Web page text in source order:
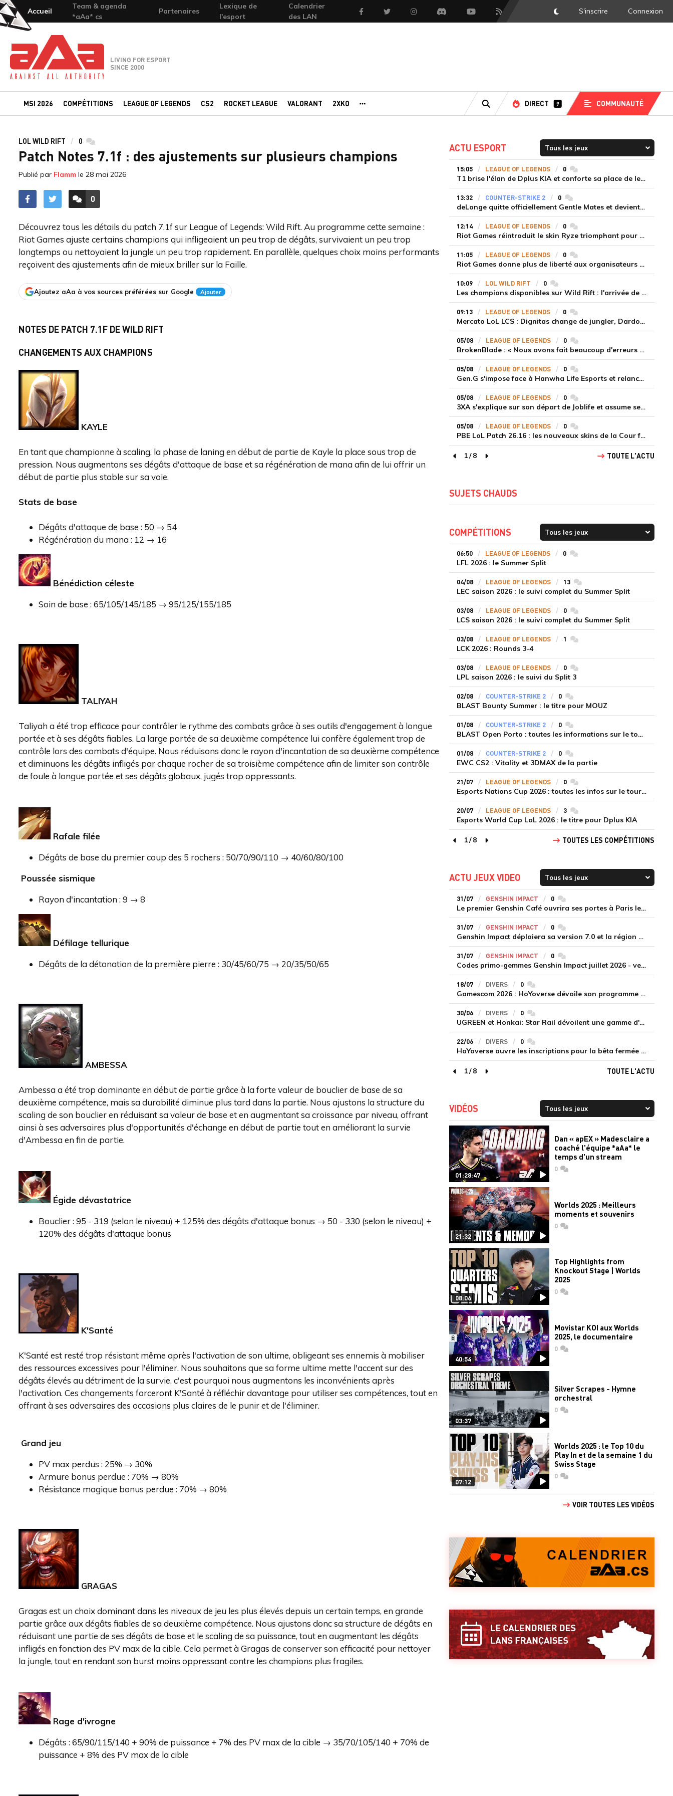
Accueil
Team & agenda
*aAa* cs
Partenaires
Lexique de
l'esport
Calendrier
des LAN
FacebookTwitter InstagramDiscord YoutubeFlux RSS DarkMode
S'inscrire Connexion
Team-aAa - against All authority
LIVING FOR ESPORT
SINCE 2000
MSI 2026 COMPÉTITIONS LEAGUE OF LEGENDS CS2 ROCKET LEAGUE VALORANT 2XKO
RECHERCHE
DIRECT 9 COMMUNAUTÉ
LOL WILD RIFT 0 commentaires
Patch Notes 7.1f : des ajustements sur plusieurs champions
Publié par Flamm le 28 mai 2026
ACCÉDER AUX
0
COMMENTAIRES
Découvrez tous les détails du patch 7.1f sur League of Legends: Wild Rift. Au programme cette semaine :
Riot Games ajuste certains champions qui infligeaient un peu trop de dégâts, survivaient un peu trop
longtemps ou nettoyaient la jungle un peu trop rapidement. En parallèle, quelques choix moins performants
reçoivent des ajustements afin de mieux briller sur la Faille.
Ajoutez aAa à vos sources préférées sur Google Ajouter
NOTES DE PATCH 7.1F DE WILD RIFT
CHANGEMENTS AUX CHAMPIONS
KAYLE
En tant que championne à scaling, la phase de laning en début de partie de Kayle la place sous trop de
pression. Nous augmentons ses dégâts d'attaque de base et sa régénération de mana afin de lui offrir un
début de partie plus stable sur sa voie.
Stats de base
Dégâts d'attaque de base : 50 → 54
Régénération du mana : 12 → 16
Bénédiction céleste
Soin de base : 65/105/145/185 → 95/125/155/185
TALIYAH
Taliyah a été trop efficace pour contrôler le rythme des combats grâce à ses outils d'engagement à longue
portée et à ses dégâts fiables. La large portée de sa deuxième compétence lui confère également trop de
contrôle lors des combats d'équipe. Nous réduisons donc le rayon d'incantation de sa deuxième compétence
et diminuons les dégâts infligés par chaque rocher de sa troisième compétence afin de limiter son contrôle
de foule à longue portée et ses dégâts globaux, jugés trop oppressants.
Rafale filée
Dégâts de base du premier coup des 5 rochers : 50/70/90/110 → 40/60/80/100
Poussée sismique
Rayon d'incantation : 9 → 8
Défilage tellurique
Dégâts de la détonation de la première pierre : 30/45/60/75 → 20/35/50/65
AMBESSA
Ambessa a été trop dominante en début de partie grâce à la forte valeur de bouclier de base de sa
deuxième compétence, mais sa durabilité diminue plus tard dans la partie. Nous ajustons la structure du
scaling de son bouclier en réduisant sa valeur de base et en augmentant sa croissance par niveau, offrant
ainsi à ses adversaires plus d'opportunités d'échange en début de partie tout en améliorant la survie
d'Ambessa en fin de partie.
Égide dévastatrice
Bouclier : 95 - 319 (selon le niveau) + 125% des dégâts d'attaque bonus → 50 - 330 (selon le niveau) +
120% des dégâts d'attaque bonus
K'Santé
K'Santé est resté trop résistant même après l'activation de son ultime, obligeant ses ennemis à mobiliser
des ressources excessives pour l'éliminer. Nous souhaitons que sa forme ultime mette l'accent sur des
dégâts élevés au détriment de la survie, c'est pourquoi nous augmentons les inconvénients après
l'activation. Ces changements forceront K'Santé à réfléchir davantage pour utiliser ses compétences, tout en
offrant à ses adversaires des occasions plus claires de le punir et de l'éliminer.
Grand jeu
PV max perdus : 25% → 30%
Armure bonus perdue : 70% → 80%
Résistance magique bonus perdue : 70% → 80%
GRAGAS
Gragas est un choix dominant dans les niveaux de jeu les plus élevés depuis un certain temps, en grande
partie grâce aux dégâts fiables de sa deuxième compétence. Nous ajustons donc sa structure de dégâts en
réduisant une partie de ses dégâts de base et le scaling de sa puissance, tout en augmentant les dégâts
infligés en fonction des PV max de la cible. Cela permet à Gragas de conserver son efficacité pour nettoyer
la jungle, tout en rendant son burst moins oppressant contre les champions plus fragiles.
Rage d'ivrogne
Dégâts : 65/90/115/140 + 90% de puissance + 7% des PV max de la cible → 35/70/105/140 + 70% de
puissance + 8% des PV max de la cible
ACTU ESPORT
15:05 LEAGUE OF LEGENDS 0commentaires
T1 brise l'élan de Dplus KIA et conforte sa place de leader en LCK 2026 Rounds 3-4
13:32 COUNTER-STRIKE 2 0commentaires
deLonge quitte officiellement Gentle Mates et devient agent libre
12:14 LEAGUE OF LEGENDS 0commentaires
Riot Games réintroduit le skin Ryze triomphant pour récompenser la scène amateur
11:05 LEAGUE OF LEGENDS 0commentaires
Riot Games donne plus de liberté aux organisateurs de tournois locaux sur League of Legends
10:09 LOL WILD RIFT 0commentaires
Les champions disponibles sur Wild Rift : l'arrivée de Cho'Gath
09:13 LEAGUE OF LEGENDS 0commentaires
Mercato LoL LCS : Dignitas change de jungler, Dardoch fait son retour en LCS, eXyu annonce sa retraite
05/08 LEAGUE OF LEGENDS 0commentaires
BrokenBlade : « Nous avons fait beaucoup d'erreurs bêtes, mais une victoire reste une victoire et c'est une chose dont on peut se réjouir »
05/08 LEAGUE OF LEGENDS 0commentaires
Gen.G s'impose face à Hanwha Life Esports et relance sa dynamique en LCK
05/08 LEAGUE OF LEGENDS 0commentaires
3XA s'explique sur son départ de Joblife et assume ses torts
05/08 LEAGUE OF LEGENDS 0commentaires
PBE LoL Patch 26.16 : les nouveaux skins de la Cour féérique
page précédente
1/8
page suivante
TOUTE L'ACTU
SUJETS CHAUDS
COMPÉTITIONS
06:50 LEAGUE OF LEGENDS 0commentaires
LFL 2026 : le Summer Split
04/08 LEAGUE OF LEGENDS 13commentaires
LEC saison 2026 : le suivi complet du Summer Split
03/08 LEAGUE OF LEGENDS 0commentaires
LCS saison 2026 : le suivi complet du Summer Split
03/08 LEAGUE OF LEGENDS 1 commentaires
LCK 2026 : Rounds 3-4
03/08 LEAGUE OF LEGENDS 0commentaires
LPL saison 2026 : le suivi du Split 3
02/08 COUNTER-STRIKE 2 0commentaires
BLAST Bounty Summer : le titre pour MOUZ
01/08 COUNTER-STRIKE 2 0commentaires
BLAST Open Porto : toutes les informations sur le tournoi
01/08 COUNTER-STRIKE 2 0commentaires
EWC CS2 : Vitality et 3DMAX de la partie
21/07 LEAGUE OF LEGENDS 0commentaires
Esports Nations Cup 2026 : toutes les infos sur le tournoi
20/07 LEAGUE OF LEGENDS 3commentaires
Esports World Cup LoL 2026 : le titre pour Dplus KIA
page précédente
1/8
page suivante
TOUTES LES COMPÉTITIONS
ACTU JEUX VIDEO
31/07 GENSHIN IMPACT 0commentaires
Le premier Genshin Café ouvrira ses portes à Paris le 14 août
31/07 GENSHIN IMPACT 0commentaires
Genshin Impact déploiera sa version 7.0 et la région de Snezhnaya le 12 août
31/07 GENSHIN IMPACT 0commentaires
Codes primo-gemmes Genshin Impact juillet 2026 - version 7.0
18/07 DIVERS 0commentaires
Gamescom 2026 : HoYoverse dévoile son programme et présente deux nouveaux jeux inédits
30/06 DIVERS 0commentaires
UGREEN et Honkai: Star Rail dévoilent une gamme d'accessoires de recharge en édition limitée
22/06 DIVERS 0commentaires
HoYoverse ouvre les inscriptions pour la bêta fermée de Honkai : Nexus Anima
page précédente
1/8
page suivante
TOUTE L'ACTU
VIDÉOS
01:28:47
Dan « apEX » Madesclaire a
coaché l'équipe *aAa* le
temps d'un stream
0commentaires
21:32
Worlds 2025 : Meilleurs
moments et souvenirs
0commentaires
08:06
Top Highlights from
Knockout Stage | Worlds
2025
0commentaires
40:54
Movistar KOI aux Worlds
2025, le documentaire
0commentaires
03:37
Silver Scrapes - Hymne
orchestral
0commentaires
07:12
Worlds 2025 : le Top 10 du
Play In et de la semaine 1 du
Swiss Stage
0commentaires
VOIR TOUTES LES VIDÉOS